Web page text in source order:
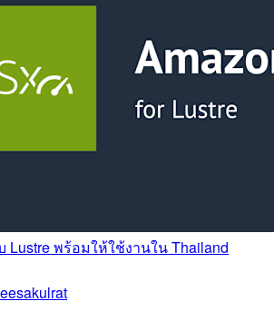
Lustre พร้อมให้ใช้งานใน Thailand